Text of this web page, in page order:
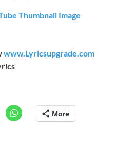
Thumbnail Image
www.Lyricsupgrade.com
More